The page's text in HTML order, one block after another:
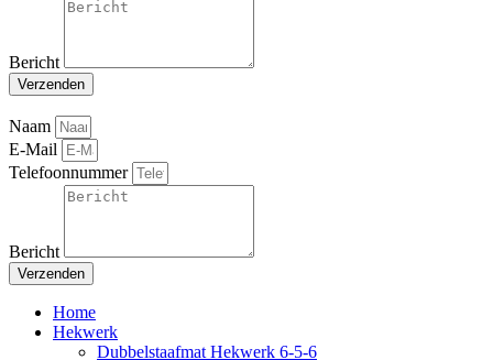
Bericht
Verzenden
Naam
E-Mail
Telefoonnummer
Bericht
Verzenden
Home
Hekwerk
Dubbelstaafmat Hekwerk 6-5-6